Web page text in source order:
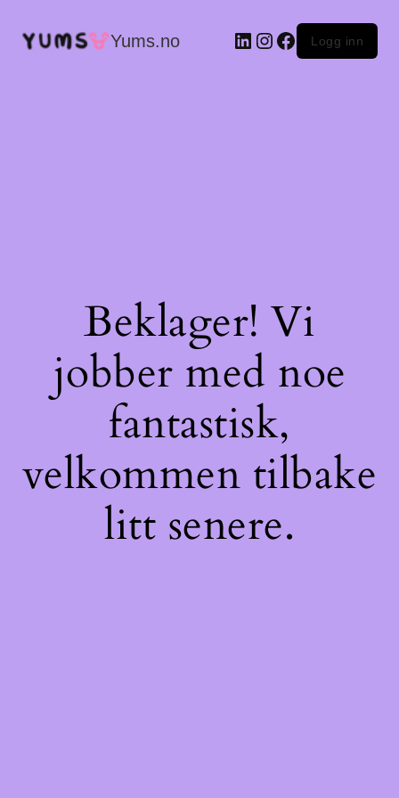
Yums.no LinkedIn
Instagram
Facebook
Logg inn
Beklager! Vi
jobber med noe
fantastisk,
velkommen tilbake
litt senere.